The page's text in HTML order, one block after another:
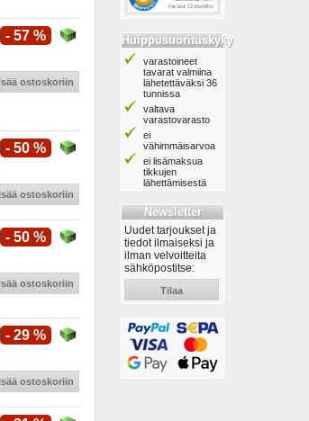
- 57 %
ostoskoriin
- 50 %
ostoskoriin
- 50 %
ostoskoriin
- 29 %
ostoskoriin
Huippusuorituskyky
varastoineet
tavarat valmiina
lähetettäväksi 36
tunnissa
valtava
varastovarasto
ei
vähimmäisarvoa
ei lisämaksua
tikkujen
lähettämisestä
Newsletter
Uudet tarjoukset ja
tiedot ilmaiseksi ja
ilman velvoitteita
sähköpostitse:
Tilaa